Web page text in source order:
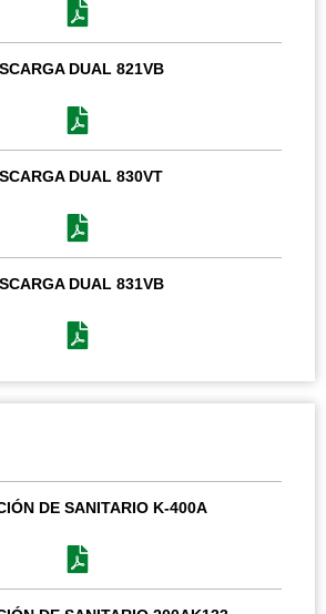
DUAL 821VB
DUAL 830VT
DUAL 831VB
DE SANITARIO K-400A